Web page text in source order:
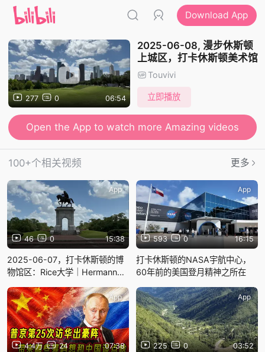
Download App
277 0 06:54
2025-06-08, 漫步休斯顿
上城区，打卡休斯顿美术馆
Touvivi
立即播放
Open the App to watch more Amazing videos
100+个相关视频 更多
46 0 15:38
App
2025-06-07，打卡休斯顿的博
物馆区：Rice大学｜Hermann
and science museum
593 0 16:15
App
打卡休斯顿的NASA宇航中心，
60年前的美国登月精神之所在
4.4万 24 07:38
App
225 0 03:52
App